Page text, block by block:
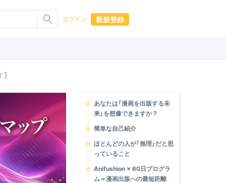
ログイン 新規登録
あなたは「漫画を出版する未
来」を想像できますか？
簡単な自己紹介
ほとんどの人が「無理」だと思
っていること
Anifushion × 60日プログラ
ム＝漫画出版への最短距離